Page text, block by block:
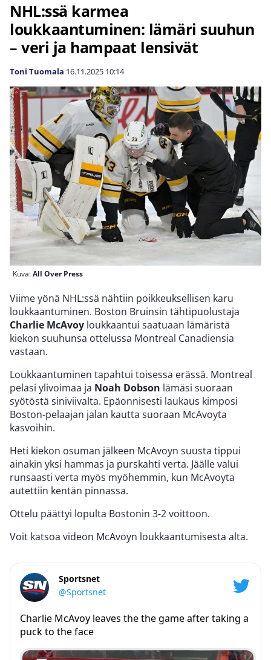
NHL:ssä karmea
loukkaantuminen: lämäri suuhun
– veri ja hampaat lensivät
Toni Tuomala 16.11.2025 10:14
Kuva:All Over Press
Viime yönä NHL:ssä nähtiin poikkeuksellisen karu
loukkaantuminen. Boston Bruinsin tähtipuolustaja
Charlie McAvoy loukkaantui saatuaan lämäristä
kiekon suuhunsa ottelussa Montreal Canadiensia
vastaan.
Loukkaantuminen tapahtui toisessa erässä. Montreal
pelasi ylivoimaa ja Noah Dobson lämäsi suoraan
syötöstä siniviivalta. Epäonnisesti laukaus kimposi
Boston-pelaajan jalan kautta suoraan McAvoyta
kasvoihin.
Heti kiekon osuman jälkeen McAvoyn suusta tippui
ainakin yksi hammas ja purskahti verta. Jäälle valui
runsaasti verta myös myöhemmin, kun McAvoyta
autettiin kentän pinnassa.
Ottelu päättyi lopulta Bostonin 3-2 voittoon.
Voit katsoa videon McAvoyn loukkaantumisesta alta.
Sportsnet
@Sportsnet
Charlie McAvoy leaves the the game after taking a
puck to the face